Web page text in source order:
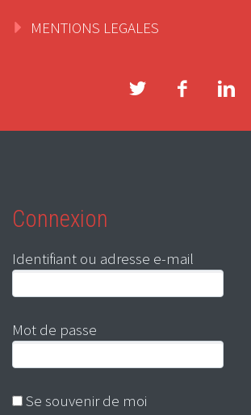
MENTIONS LEGALES
Connexion
Identifiant ou adresse e-mail
Mot de passe
Se souvenir de moi